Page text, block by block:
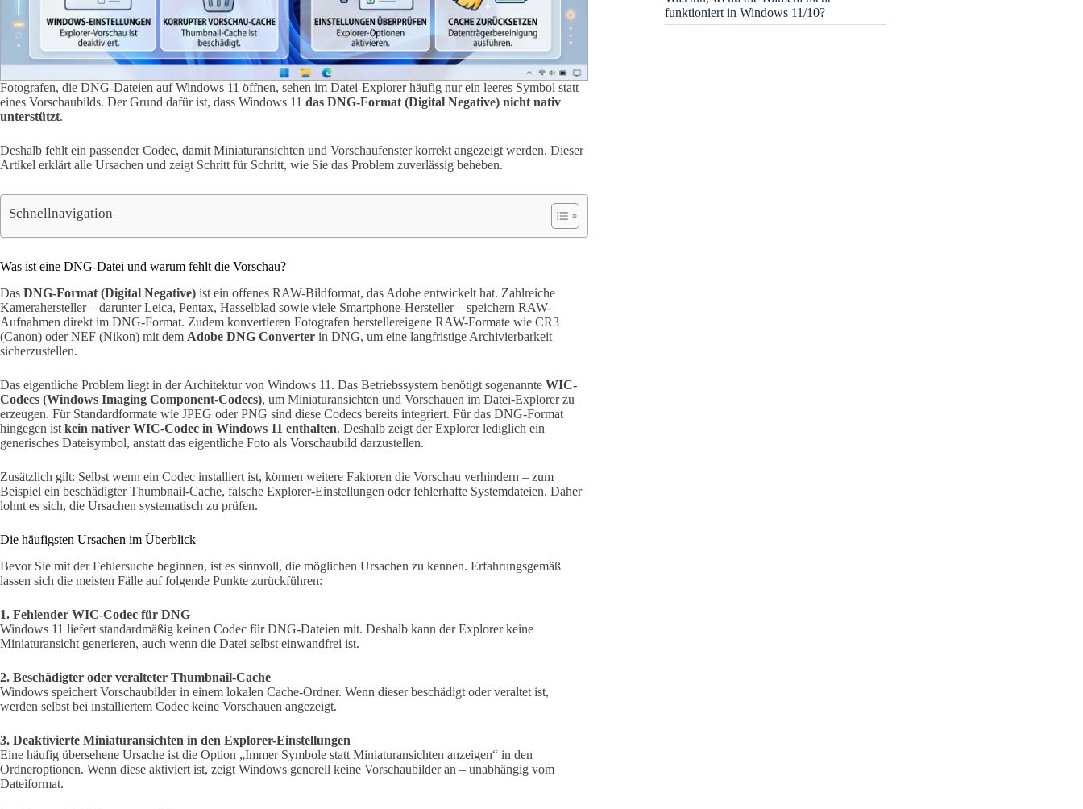
Fotografen, die DNG-Dateien auf Windows 11 öffnen, sehen im Datei-Explorer häufig nur ein leeres Symbol statt
eines Vorschaubilds. Der Grund dafür ist, dass Windows 11 das DNG-Format (Digital Negative) nicht nativ
unterstützt.
Deshalb fehlt ein passender Codec, damit Miniaturansichten und Vorschaufenster korrekt angezeigt werden. Dieser
Artikel erklärt alle Ursachen und zeigt Schritt für Schritt, wie Sie das Problem zuverlässig beheben.
Schnellnavigation
Was ist eine DNG-Datei und warum fehlt die Vorschau?
Das DNG-Format (Digital Negative) ist ein offenes RAW-Bildformat, das Adobe entwickelt hat. Zahlreiche
Kamerahersteller – darunter Leica, Pentax, Hasselblad sowie viele Smartphone-Hersteller – speichern RAW-
Aufnahmen direkt im DNG-Format. Zudem konvertieren Fotografen herstellereigene RAW-Formate wie CR3
(Canon) oder NEF (Nikon) mit dem Adobe DNG Converter in DNG, um eine langfristige Archivierbarkeit
sicherzustellen.
Das eigentliche Problem liegt in der Architektur von Windows 11. Das Betriebssystem benötigt sogenannte WIC-
Codecs (Windows Imaging Component-Codecs), um Miniaturansichten und Vorschauen im Datei-Explorer zu
erzeugen. Für Standardformate wie JPEG oder PNG sind diese Codecs bereits integriert. Für das DNG-Format
hingegen ist kein nativer WIC-Codec in Windows 11 enthalten. Deshalb zeigt der Explorer lediglich ein
generisches Dateisymbol, anstatt das eigentliche Foto als Vorschaubild darzustellen.
Zusätzlich gilt: Selbst wenn ein Codec installiert ist, können weitere Faktoren die Vorschau verhindern – zum
Beispiel ein beschädigter Thumbnail-Cache, falsche Explorer-Einstellungen oder fehlerhafte Systemdateien. Daher
lohnt es sich, die Ursachen systematisch zu prüfen.
Die häufigsten Ursachen im Überblick
Bevor Sie mit der Fehlersuche beginnen, ist es sinnvoll, die möglichen Ursachen zu kennen. Erfahrungsgemäß
lassen sich die meisten Fälle auf folgende Punkte zurückführen:
1. Fehlender WIC-Codec für DNG
Windows 11 liefert standardmäßig keinen Codec für DNG-Dateien mit. Deshalb kann der Explorer keine
Miniaturansicht generieren, auch wenn die Datei selbst einwandfrei ist.
2. Beschädigter oder veralteter Thumbnail-Cache
Windows speichert Vorschaubilder in einem lokalen Cache-Ordner. Wenn dieser beschädigt oder veraltet ist,
werden selbst bei installiertem Codec keine Vorschauen angezeigt.
3. Deaktivierte Miniaturansichten in den Explorer-Einstellungen
Eine häufig übersehene Ursache ist die Option „Immer Symbole statt Miniaturansichten anzeigen“ in den
Ordneroptionen. Wenn diese aktiviert ist, zeigt Windows generell keine Vorschaubilder an – unabhängig vom
Dateiformat.
funktioniert in Windows 11/10?